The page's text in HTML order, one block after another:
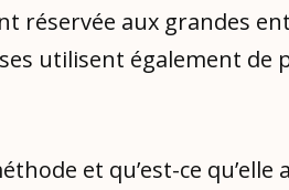
réservée aux grandes
utilisent également de
et qu’est-ce qu’elle